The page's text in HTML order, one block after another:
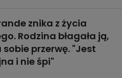
znika z życia
Rodzina błagała ją,
sobie przerwę. "Jest
i nie śpi"